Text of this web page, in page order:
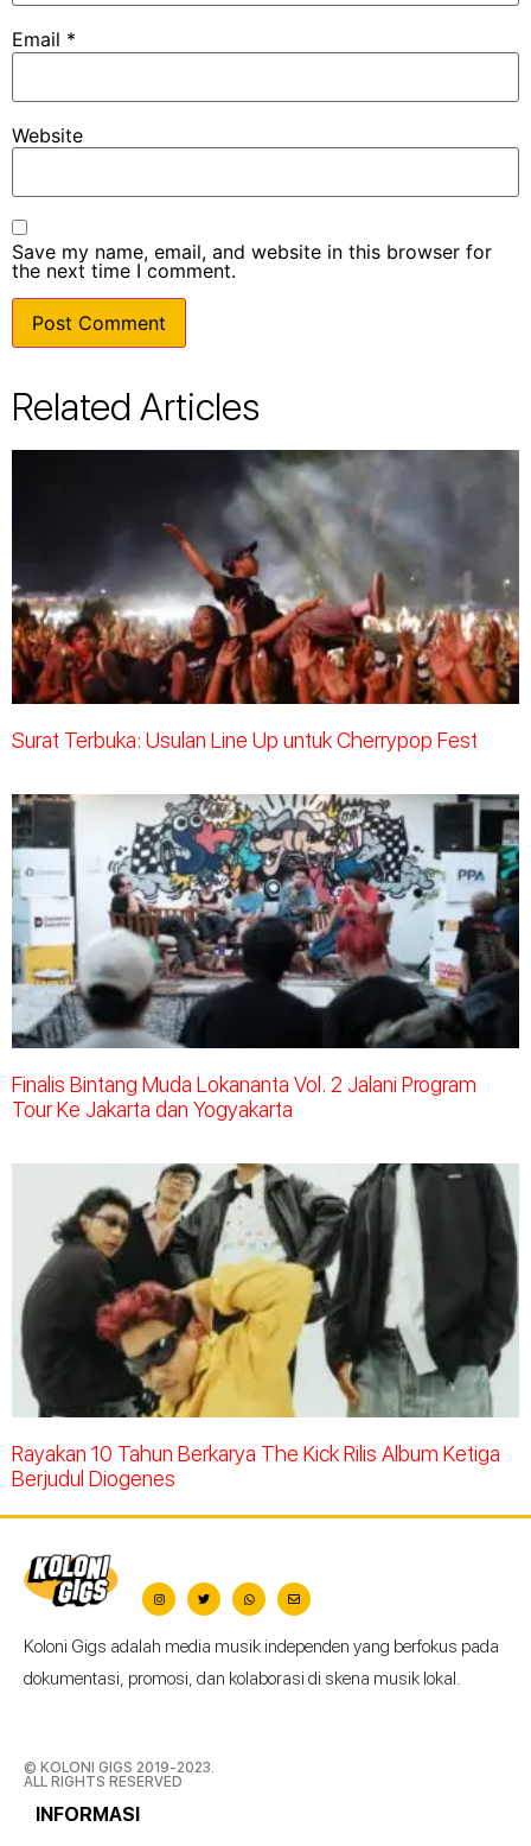
Email *
Website
Save my name, email, and website in this browser for
the next time I comment.
Related Articles
Surat Terbuka: Usulan Line Up untuk Cherrypop Fest
Finalis Bintang Muda Lokananta Vol. 2 Jalani Program
Tour Ke Jakarta dan Yogyakarta
Rayakan 10 Tahun Berkarya The Kick Rilis Album Ketiga
Berjudul Diogenes
Koloni Gigs adalah media musik independen yang berfokus pada
dokumentasi, promosi, dan kolaborasi di skena musik lokal.
© KOLONI GIGS 2019-2023.
ALL RIGHTS RESERVED
INFORMASI